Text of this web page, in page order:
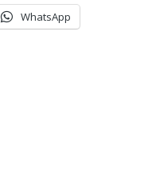
WhatsApp